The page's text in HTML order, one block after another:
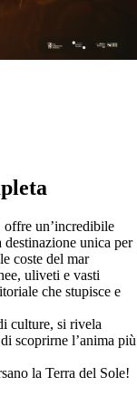
un’incredibile
unica per
coste del mar
uliveti e vasti
che stupisce e
culture, si rivela
scoprirne l’anima più
la Terra del Sole!